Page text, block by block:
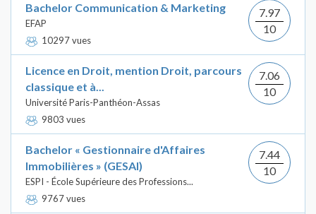
Bachelor Communication & Marketing
EFAP
10297 vues
7.97
10
Licence en Droit, mention Droit, parcours
classique et à...
Université Paris-Panthéon-Assas
9803 vues
7.06
10
Bachelor « Gestionnaire d'Affaires
Immobilières » (GESAI)
ESPI - École Supérieure des Professions...
9767 vues
7.44
10